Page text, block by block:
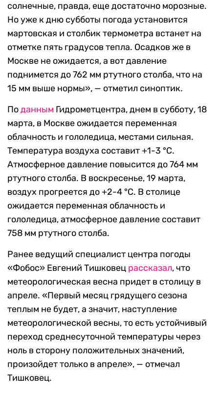
солнечные, правда, еще достаточно морозные.
Но уже к дню субботы погода установится
мартовская и столбик термометра встанет на
отметке пять градусов тепла. Осадков же в
Москве не ожидается, а вот давление
поднимется до 762 мм ртутного столба, что на
15 мм выше нормы», — отметил синоптик.
Поданным Гидрометцентра, днем в субботу, 18
марта, в Москве ожидается переменная
облачность и гололедица, местами сильная.
Температура воздуха составит +1-3 °С.
Атмосферное давление повысится до 764 мм
ртутного столба. В воскресенье, 19 марта,
воздух прогреется до +2-4 °С. В столице
ожидается переменная облачность и
гололедица, атмосферное давление составит
758 мм ртутного столба.
Ранее ведущий специалист центра погоды
«Фобос» Евгений Тишковец рассказал, что
метеорологическая весна придет в столицу в
апреле. «Первый месяц грядущего сезона
теплым не будет, а значит, наступление
метеорологической весны, то есть устойчивый
переход среднесуточной температуры через
ноль в сторону положительных значений,
произойдет только в апреле», — отмечал
Тишковец.